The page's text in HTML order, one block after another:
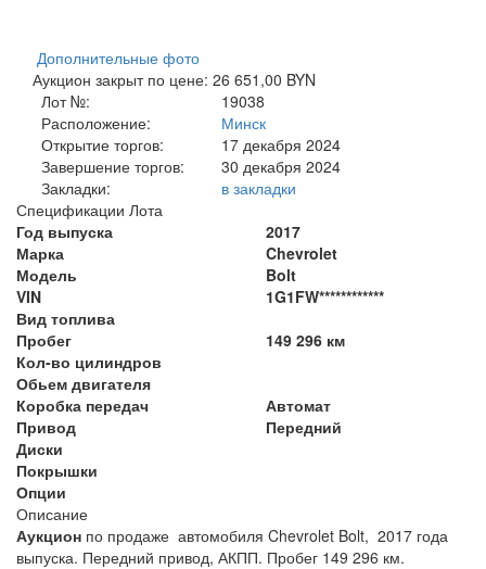
Дополнительные фото
Аукцион закрыт по цене: 26 651,00 BYN
Лот №:
19038
Расположение:
Минск
Открытие торгов:
17 декабря 2024
Завершение торгов:
30 декабря 2024
Закладки:
в закладки
Спецификации Лота
Год выпуска
2017
Марка
Chevrolet
Модель
Bolt
VIN
1G1FW************
Вид топлива
Пробег
149 296 км
Кол-во цилиндров
Обьем двигателя
Коробка передач
Автомат
Привод
Передний
Диски
Покрышки
Опции
Описание
Аукцион по продаже автомобиля Chevrolet Bolt, 2017 года
выпуска. Передний привод, АКПП. Пробег 149 296 км.